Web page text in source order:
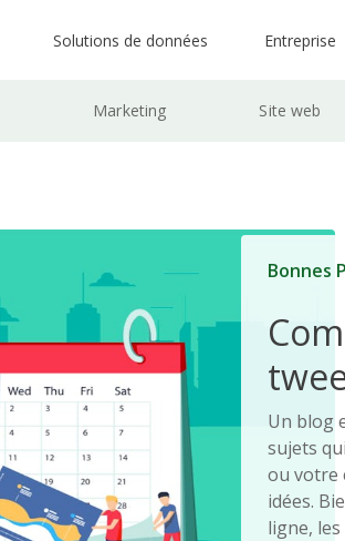
Solutions de données Entreprise
Marketing Site web
Bonnes
Un blog
sujets
ou votre
idées.
ligne,